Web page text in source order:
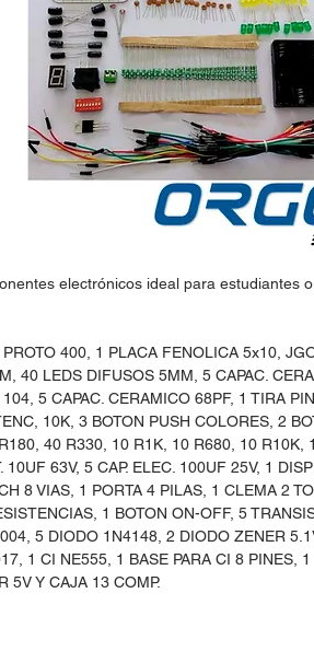
electrónicos ideal para estudiantes
PROTO 400, 1 PLACA FENOLICA 5x10,
40 LEDS DIFUSOS 5MM, 5 CAPAC.
5 CAPAC. CERAMICO 68PF, 1 TIRA
10K, 3 BOTON PUSH COLORES, 2
40 R330, 10 R1K, 10 R680, 10 R10K,
10UF 63V, 5 CAP. ELEC. 100UF 25V, 1
8 VIAS, 1 PORTA 4 PILAS, 1 CLEMA 2
1 BOTON ON-OFF, 5
5 DIODO 1N4148, 2 DIODO ZENER
1 CI NE555, 1 BASE PARA CI 8 PINES,
5V Y CAJA 13 COMP.